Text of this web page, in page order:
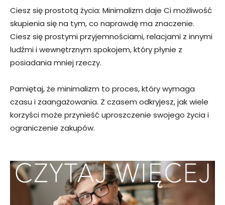
Ciesz się prostotą życia: Minimalizm daje Ci możliwość
skupienia się na tym, co naprawdę ma znaczenie.
Ciesz się prostymi przyjemnościami, relacjami z innymi
ludźmi i wewnętrznym spokojem, który płynie z
posiadania mniej rzeczy.
Pamiętaj, że minimalizm to proces, który wymaga
czasu i zaangażowania. Z czasem odkryjesz, jak wiele
korzyści może przynieść uproszczenie swojego życia i
ograniczenie zakupów.